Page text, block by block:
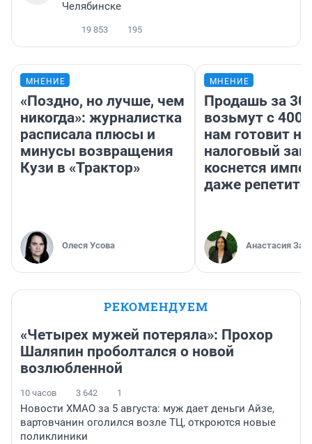
Челябинске
19 853 195
МНЕНИЕ
«Поздно, но лучше, чем
никогда»: журналистка
расписала плюсы и
минусы возвращения
Кузи в «Трактор»
Олеся Усова
МНЕНИЕ
Продашь за
возьмут с
нам готовит
налоговый
коснется
даже
Анастасия
РЕКОМЕНДУЕМ
«Четырех мужей потеряла»: Прохор
Шаляпин проболтался о новой
возлюбленной
10 часов 3 642 1
Новости ХМАО за 5 августа: муж дает деньги Айзе,
вартовчанин оголился возле ТЦ, откроются новые
поликлиники